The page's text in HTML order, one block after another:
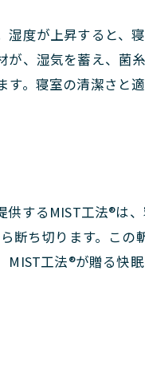
度が上昇すると、
、湿気を蓄え、菌
。寝室の清潔さと
するMIST工法®は
断ち切ります。こ
工法®が贈る快